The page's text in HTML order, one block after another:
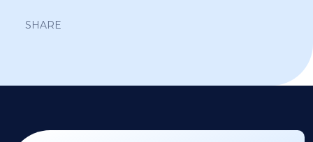
SHARE